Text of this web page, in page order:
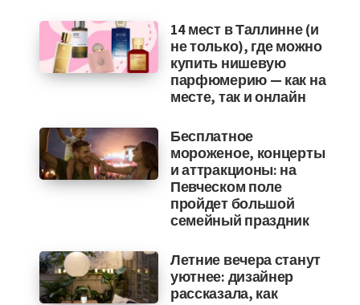
14 мест в Таллинне (и
не только), где можно
купить нишевую
парфюмерию — как на
месте, так и онлайн
Бесплатное
мороженое, концерты
и аттракционы: на
Певческом поле
пройдет большой
семейный праздник
Летние вечера станут
уютнее: дизайнер
рассказала, как